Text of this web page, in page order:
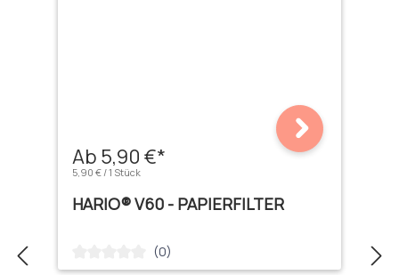
Ab 5,90 €*
5,90 € / 1 Stück
HARIO® V60 - PAPIERFILTER
Durchschnittliche Bewertung von 0 von 5 Sternen
(0)